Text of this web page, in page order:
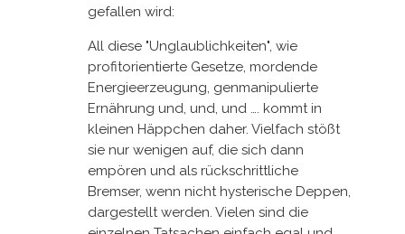
gefallen wird:
All diese "Unglaublichkeiten", wie
profitorientierte Gesetze, mordende
Energieerzeugung, genmanipulierte
Ernährung und, und, und …. kommt in
kleinen Häppchen daher. Vielfach stößt
sie nur wenigen auf, die sich dann
empören und als rückschrittliche
Bremser, wenn nicht hysterische Deppen,
dargestellt werden. Vielen sind die